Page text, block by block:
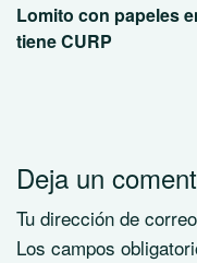
Lomito con papeles
tiene CURP
Deja un
Tu dirección de
Los campos